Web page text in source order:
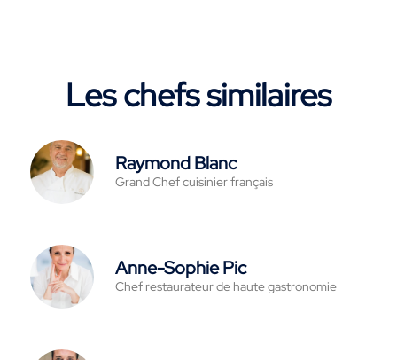
Les chefs similaires
Raymond Blanc
Grand Chef cuisinier français
Anne-Sophie Pic
Chef restaurateur de haute gastronomie